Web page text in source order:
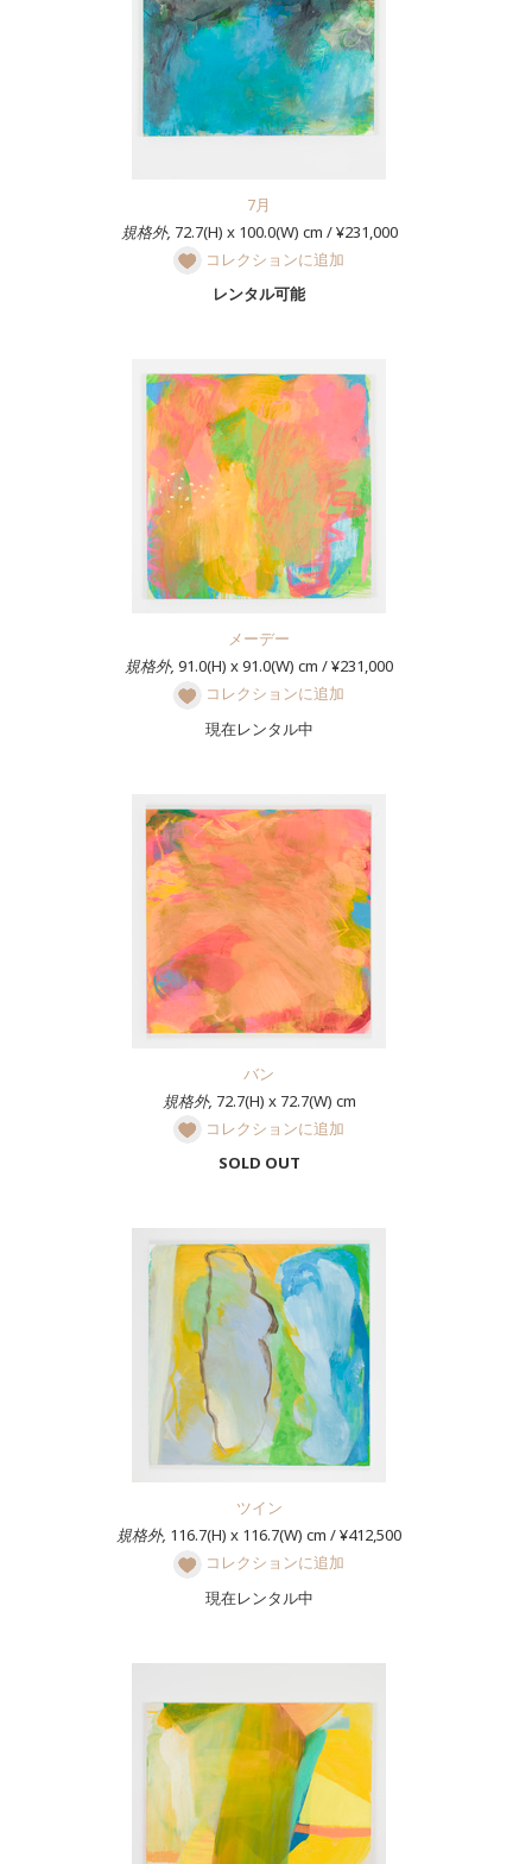
7月
規格外, 72.7(H) x 100.0(W) cm / ¥231,000
コレクションに追加
レンタル可能
メーデー
規格外, 91.0(H) x 91.0(W) cm / ¥231,000
コレクションに追加
現在レンタル中
バン
規格外, 72.7(H) x 72.7(W) cm
コレクションに追加
SOLD OUT
ツイン
規格外, 116.7(H) x 116.7(W) cm / ¥412,500
コレクションに追加
現在レンタル中